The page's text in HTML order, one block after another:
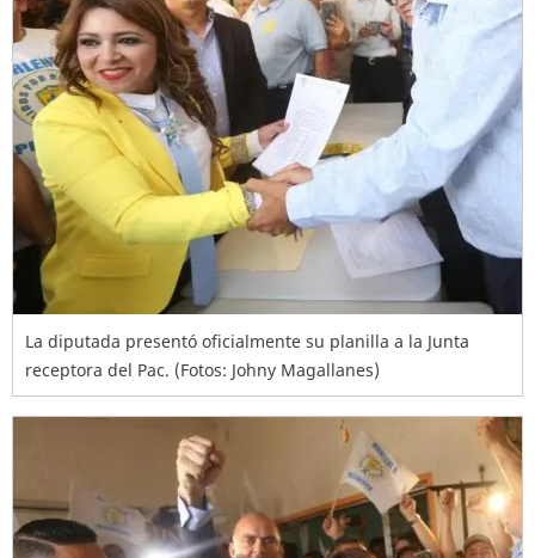
La diputada presentó oficialmente su planilla a la Junta
receptora del Pac. (Fotos: Johny Magallanes)